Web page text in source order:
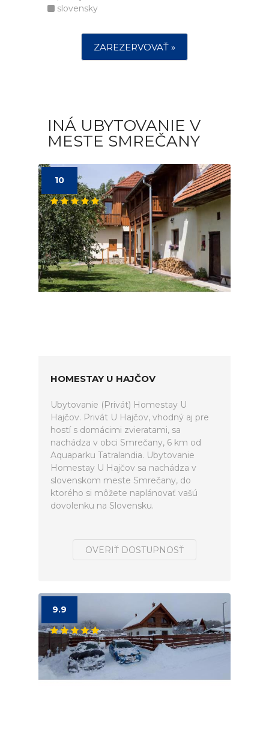
slovensky
ZAREZERVOVAŤ »
INÁ UBYTOVANIE V
MESTE SMREČANY
10
HOMESTAY U HAJČOV
Ubytovanie (Privát) Homestay U
Hajčov. Privát U Hajčov, vhodný aj pre
hostí s domácimi zvieratami, sa
nachádza v obci Smrečany, 6 km od
Aquaparku Tatralandia. Ubytovanie
Homestay U Hajčov sa nachádza v
slovenskom meste Smrečany, do
ktorého si môžete naplánovať vašú
dovolenku na Slovensku.
OVERIŤ DOSTUPNOSŤ
9.9